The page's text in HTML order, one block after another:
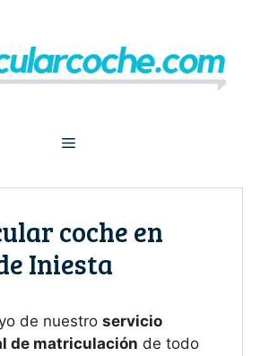
Menú
coche en
Iniesta
de nuestro servicio
de matriculación de todo